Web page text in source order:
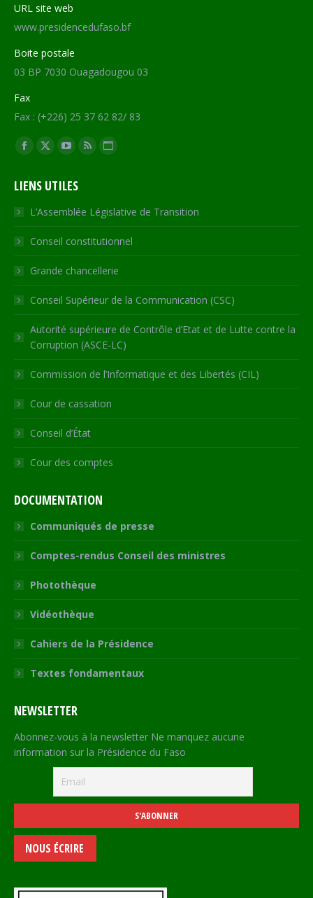
URL site web
www.presidencedufaso.bf
Boite postale
03 BP 7030 Ouagadougou 03
Fax
Fax : (+226) 25 37 62 82/ 83
Trouvez nous sur :
Facebook
opens
in
new
window
X
opens
in
new
window
YouTube
opens
in
new
window
RSS
in
new
window
Site
opens
in
new
LIENS UTILES
L’Assemblée Législative de Transition
Conseil constitutionnel
Grande chancellerie
Conseil Supérieur de la Communication (CSC)
Autorité supérieure de Contrôle d’Etat et de Lutte contre la
Corruption (ASCE-LC)
Commission de l’Informatique et des Libertés (CIL)
Cour de cassation
Conseil d’État
Cour des comptes
DOCUMENTATION
Communiqués de presse
Comptes-rendus Conseil des ministres
Photothèque
Vidéothèque
Cahiers de la Présidence
Textes fondamentaux
NEWSLETTER
Abonnez-vous à la newsletter Ne manquez aucune
information sur la Présidence du Faso
NOUS ÉCRIRE